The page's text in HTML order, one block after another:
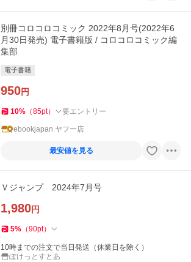
別冊コロコロコミック 2022年8月号(2022年6
月30日発売) 電子書籍版 / コロコロコミック編
集部
電子書籍
950円
10% （85pt） 要エントリー
ebookjapan ヤフー店
最安値を見る
Ｖジャンプ 2024年7月号
1,980円
5% （90pt）
10時までの注文で当日発送（休業日を除く）
ぽけっとすとあ